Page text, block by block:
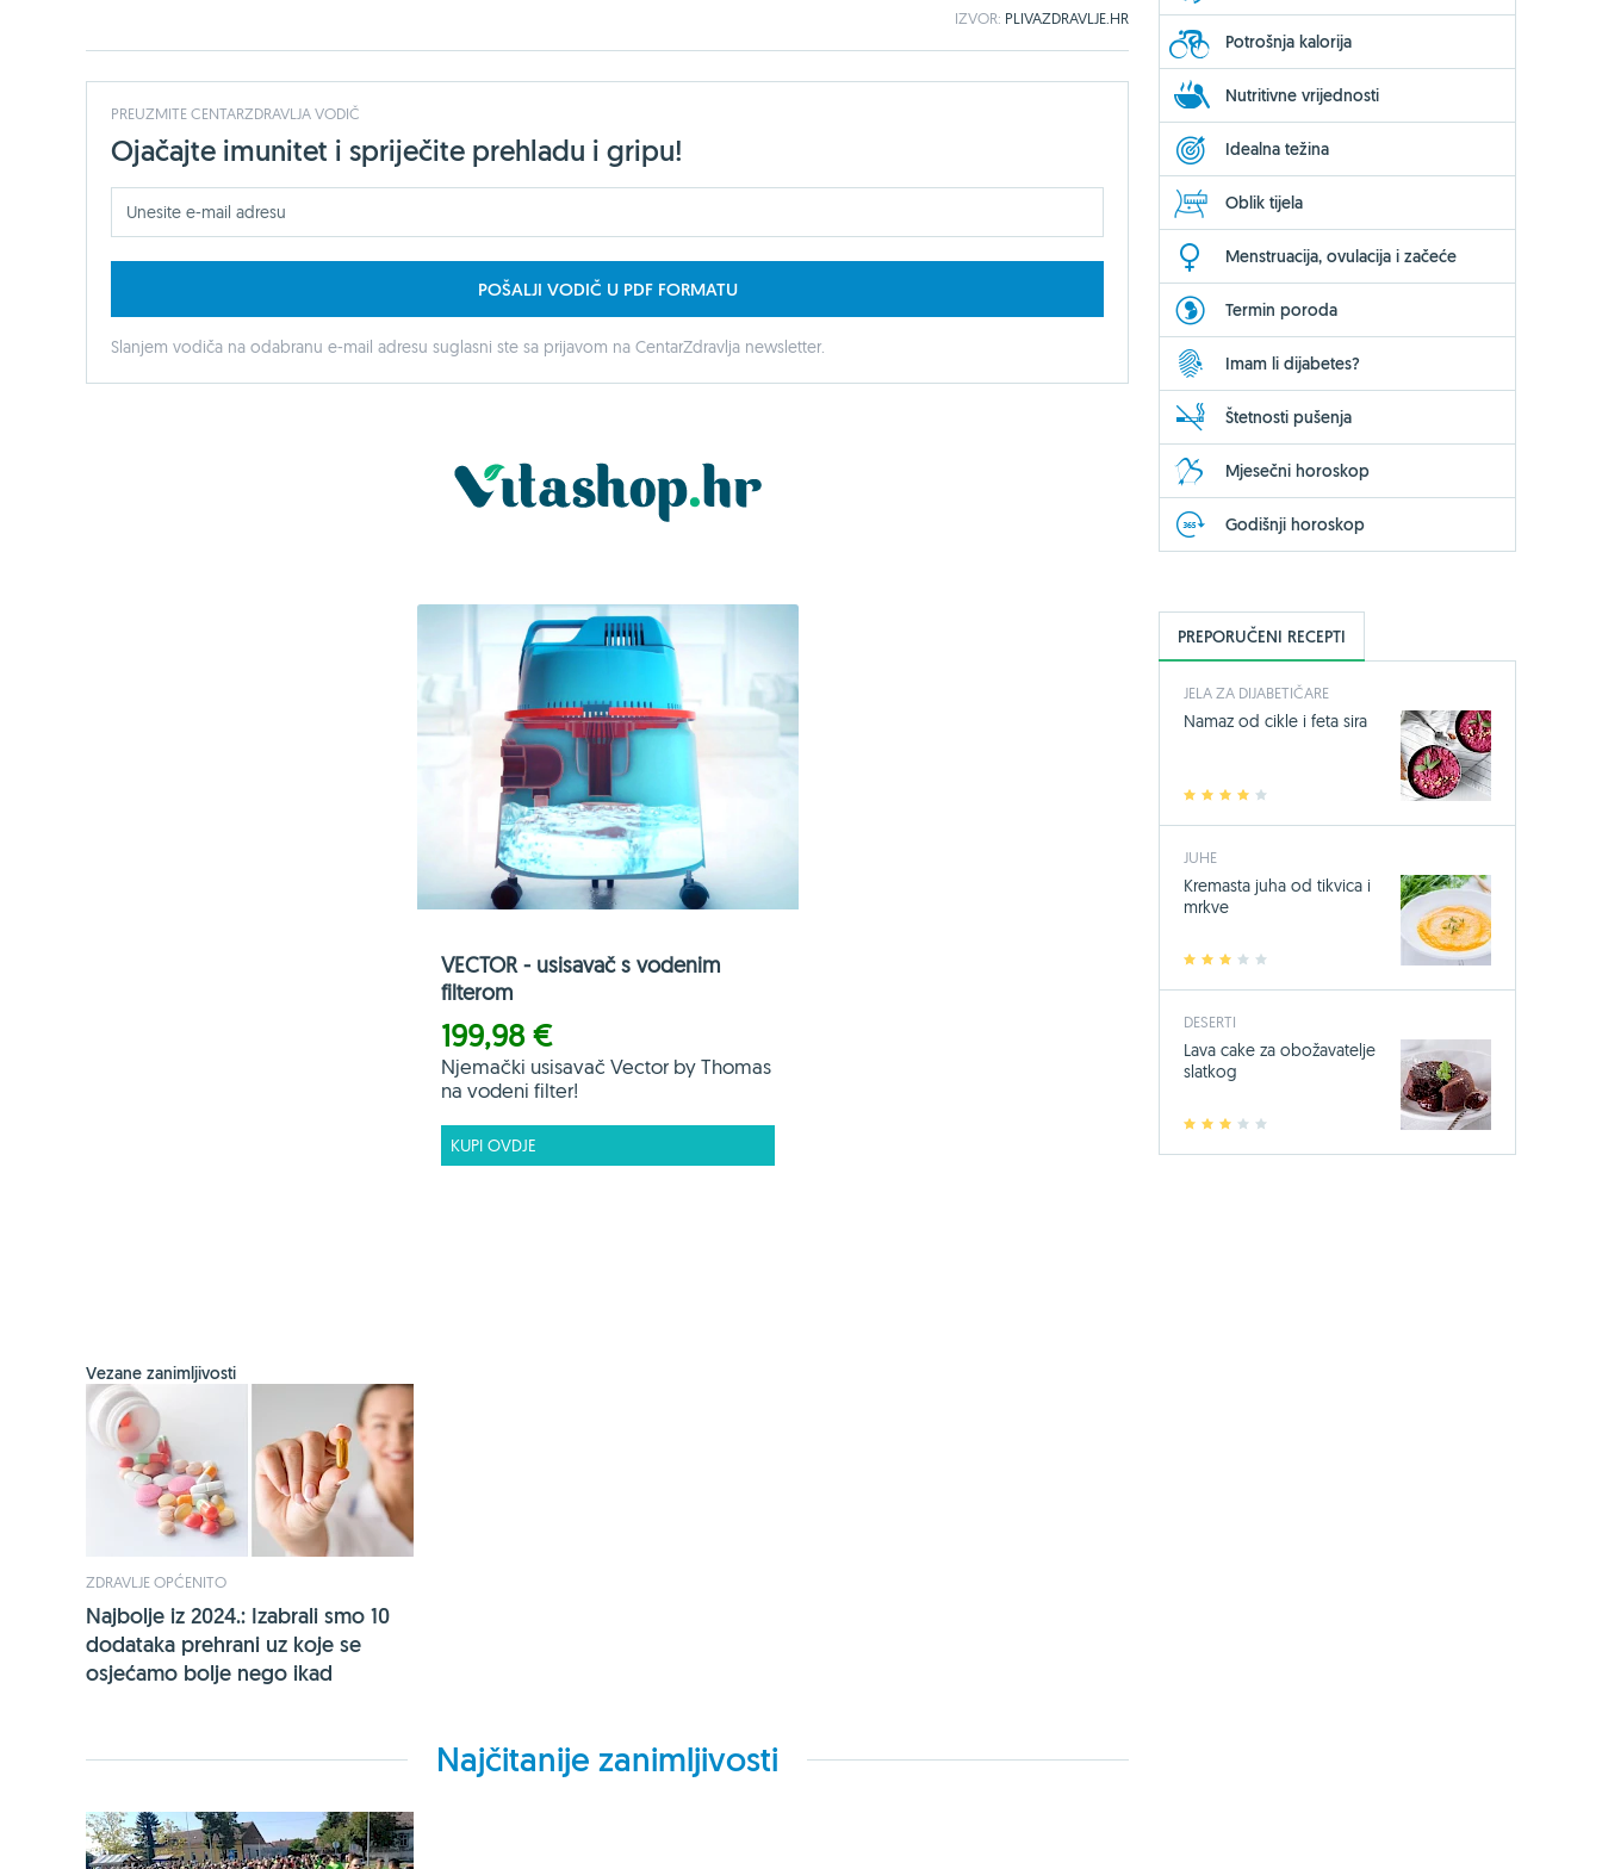
IZVOR: PLIVAZDRAVLJE.HR
PREUZMITE CENTARZDRAVLJA VODIČ
Ojačajte imunitet i spriječite prehladu i gripu!
POŠALJI VODIČ U PDF FORMATU
Slanjem vodiča na odabranu e-mail adresu suglasni ste sa prijavom na CentarZdravlja newsletter.
VECTOR - usisavač s vodenim
filterom
199,98 €
Njemački usisavač Vector by Thomas
na vodeni filter!
KUPI OVDJE
-24%
Bio-Kult, 60
17,49 €
Jedini sa 14
Vezane zanimljivosti
ZDRAVLJE OPĆENITO
Najbolje iz 2024.: Izabrali smo 10
dodataka prehrani uz koje se
osjećamo bolje nego ikad
Najčitanije zanimljivosti
Potrošnja kalorija
Nutritivne vrijednosti
Idealna težina
Oblik tijela
Menstruacija, ovulacija i začeće
Termin poroda
Imam li dijabetes?
Štetnosti pušenja
Mjesečni horoskop
Godišnji horoskop
PREPORUČENI RECEPTI
JELA ZA DIJABETIČARE
2 3 4
Namaz od cikle i feta sira
JUHE
2 3 4
Kremasta juha od tikvica i
mrkve
DESERTI
2 3 4
Lava cake za obožavatelje
slatkog